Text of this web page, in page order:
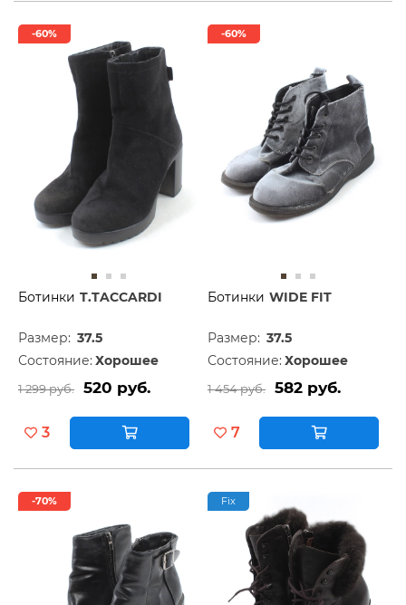
-60%
Ботинки T.TACCARDI
Размер: 37.5
Состояние: Хорошее
1 299 руб. 520 руб.
3
-60%
Ботинки WIDE FIT
Размер: 37.5
Состояние: Хорошее
1 454 руб. 582 руб.
7
-70% Fix